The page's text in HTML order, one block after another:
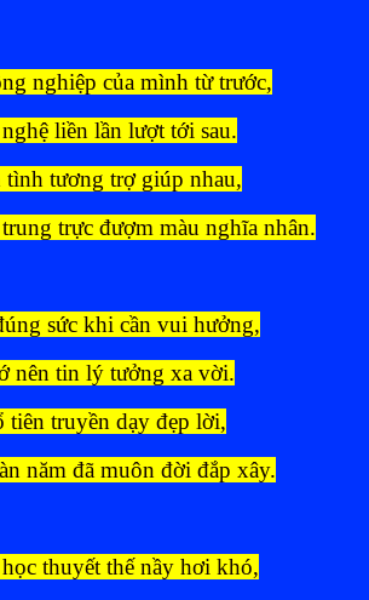
nghiệp của mình từ trước,
liền lần lượt tới sau.
tình tương trợ giúp nhau,
trực đượm màu nghĩa nhân.
sức khi cần vui hưởng,
nên tin lý tưởng xa vời.
tiên truyền dạy đẹp lời,
năm đã muôn đời đắp xây.
thuyết thế nầy hơi khó,